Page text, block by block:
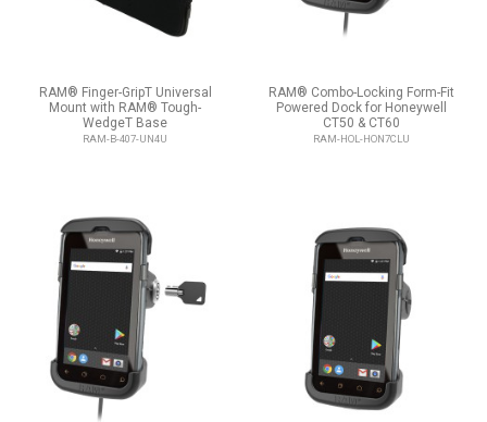
RAM® Finger-GripT Universal
Mount with RAM® Tough-
WedgeT Base
RAM-B-407-UN4U
RAM® Combo-Locking Form-Fit
Powered Dock for Honeywell
CT50 & CT60
RAM-HOL-HON7CLU